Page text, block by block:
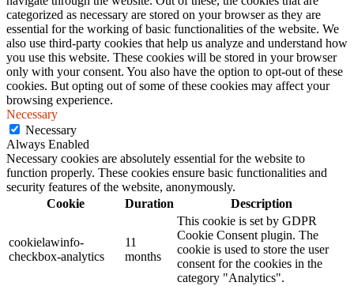
categorized as necessary are stored on your browser as they are
essential for the working of basic functionalities of the website. We
also use third-party cookies that help us analyze and understand how
you use this website. These cookies will be stored in your browser
only with your consent. You also have the option to opt-out of these
cookies. But opting out of some of these cookies may affect your
browsing experience.
Necessary
Necessary
Always Enabled
Necessary cookies are absolutely essential for the website to
function properly. These cookies ensure basic functionalities and
security features of the website, anonymously.
Cookie
Duration Description
cookielawinfo-
checkbox-analytics
11
months
This cookie is set by GDPR
Cookie Consent plugin. The
cookie is used to store the user
consent for the cookies in the
category "Analytics".